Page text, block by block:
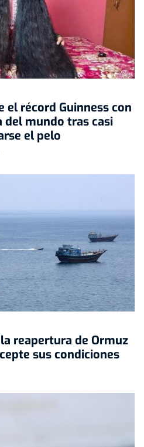
el récord Guinness con
del mundo tras casi
el pelo
reapertura de Ormuz
sus condiciones